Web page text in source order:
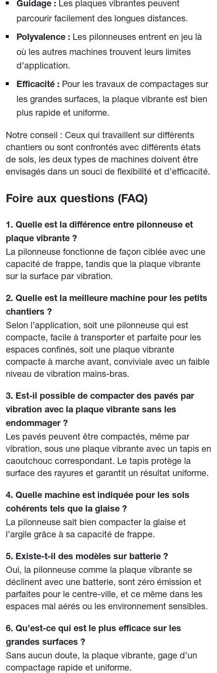
Guidage : Les plaques vibrantes peuvent
parcourir facilement des longues distances.
Polyvalence : Les pilonneuses entrent en jeu là
où les autres machines trouvent leurs limites
d’application.
Efficacité : Pour les travaux de compactages sur
les grandes surfaces, la plaque vibrante est bien
plus rapide et uniforme.
Notre conseil : Ceux qui travaillent sur différents
chantiers ou sont confrontés avec différents états
de sols, les deux types de machines doivent être
envisagés dans un souci de flexibilité et d’efficacité.
Foire aux questions (FAQ)
1. Quelle est la différence entre pilonneuse et
plaque vibrante ?
La pilonneuse fonctionne de façon ciblée avec une
capacité de frappe, tandis que la plaque vibrante
sur la surface par vibration.
2. Quelle est la meilleure machine pour les petits
chantiers ?
Selon l’application, soit une pilonneuse qui est
compacte, facile à transporter et parfaite pour les
espaces confinés, soit une plaque vibrante
compacte à marche avant, conviviale avec un faible
niveau de vibration mains-bras.
3. Est-il possible de compacter des pavés par
vibration avec la plaque vibrante sans les
endommager ?
Les pavés peuvent être compactés, même par
vibration, sous une plaque vibrante avec un tapis en
caoutchouc correspondant. Le tapis protège la
surface des rayures et garantit un résultat uniforme.
4. Quelle machine est indiquée pour les sols
cohérents tels que la glaise ?
La pilonneuse sait bien compacter la glaise et
l’argile grâce à sa capacité de frappe.
5. Existe-t-il des modèles sur batterie ?
Oui, la pilonneuse comme la plaque vibrante se
déclinent avec une batterie, sont zéro émission et
parfaites pour le centre-ville, et ce même dans les
espaces mal aérés ou les environnement sensibles.
6. Qu’est-ce qui est le plus efficace sur les
grandes surfaces ?
Sans aucun doute, la plaque vibrante, gage d’un
compactage rapide et uniforme.